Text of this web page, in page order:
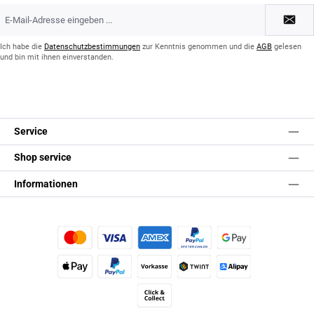
Mail-
*Ich habe die Datenschutzbestimmungen zur Kenntnis genommen und die AGB gelesen
und bin mit ihnen einverstanden.
Service
Shop service
Informationen
Kredit- oder Debitkarte Später BezahlenGoogle Pay
Vorkasse